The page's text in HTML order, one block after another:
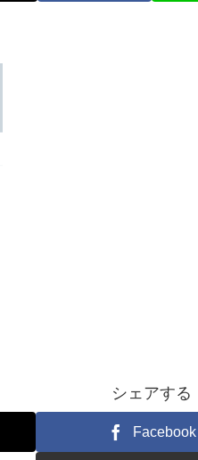
シェアする
Facebook